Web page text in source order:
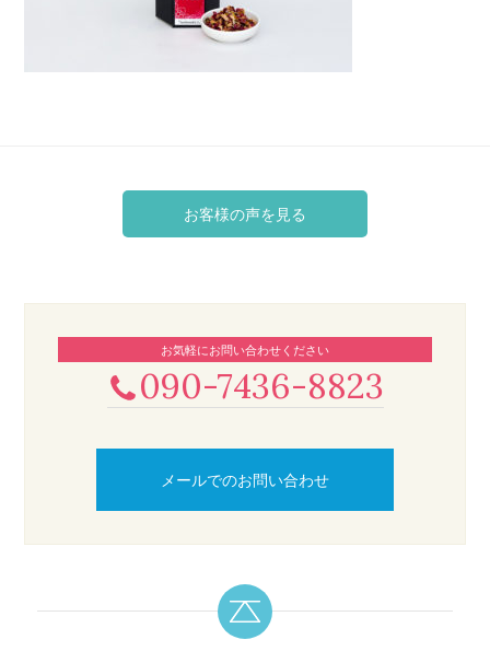
お客様の声を見る
お気軽にお問い合わせください
090-7436-8823
メールでのお問い合わせ